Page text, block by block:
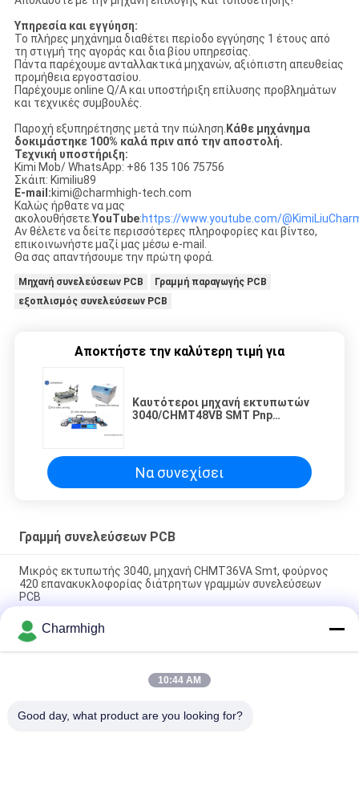
Υπηρεσία και εγγύηση:
Το πλήρες μηχάνημα διαθέτει περίοδο εγγύησης 1 έτους από
τη στιγμή της αγοράς και δια βίου υπηρεσίας.
Πάντα παρέχουμε ανταλλακτικά μηχανών, αξιόπιστη απευθείας
προμήθεια εργοστασίου.
Παρέχουμε online Q/A και υποστήριξη επίλυσης προβλημάτων
και τεχνικές συμβουλές.
Παροχή εξυπηρέτησης μετά την πώληση. Κάθε μηχάνημα
δοκιμάστηκε 100% καλά πριν από την αποστολή.
Τεχνική υποστήριξη:
Kimi Mob/ WhatsApp: +86 135 106 75756
Σκάιπ: Kimiliu89
E-mail:kimi@charmhigh-tech.com
Καλώς ήρθατε να μας
ακολουθήσετε.YouTube:https://www.youtube.com/
Αν θέλετε να δείτε περισσότερες πληροφορίες και βίντεο,
επικοινωνήστε μαζί μας μέσω e-mail.
Θα σας απαντήσουμε την πρώτη φορά.
Μηχανή συνελεύσεων PCB
Γραμμή παραγωγής PCB
εξοπλισμός συνελεύσεων PCB
Αποκτήστε την καλύτερη τιμή για
Καυτότεροι μηχανή εκτυπωτών
3040/CHMT48VB SMT Pnp
Να συνεχίσει
Γραμμή συνελεύσεων PCB
Μικρός εκτυπωτής 3040, μηχανή CHMT36VA Smt, φούρνος
420 επανακυκλοφορίας διάτρητων γραμμών συνελεύσεων
PCB
Τροφοδότης δόνησης εκτυπωτών 3040/CHMT48VB+
διάτρητων, γραμμή συνελεύσεων PCB SMT/φούρνος brt-420
επανακυκλοφορίας
4 γραμμή συνελεύσεων PCB φούρνων επανακυκλοφορίας
Charmhigh
10:44 AM
Good day, what product are you looking for?